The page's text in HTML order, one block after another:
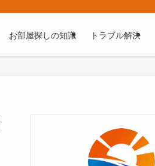
お部屋探しの知識 トラブル解決